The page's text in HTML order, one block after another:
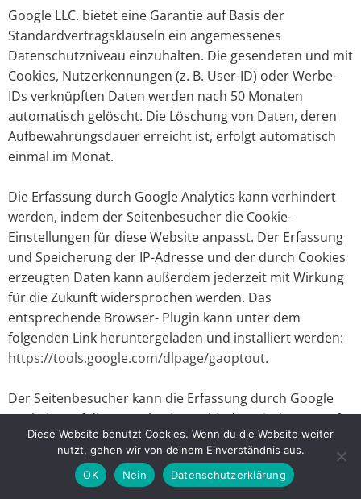
Google LLC. bietet eine Garantie auf Basis der
Standardvertragsklauseln ein angemessenes
Datenschutzniveau einzuhalten. Die gesendeten und mit
Cookies, Nutzerkennungen (z. B. User-ID) oder Werbe-
IDs verknüpften Daten werden nach 50 Monaten
automatisch gelöscht. Die Löschung von Daten, deren
Aufbewahrungsdauer erreicht ist, erfolgt automatisch
einmal im Monat.
Die Erfassung durch Google Analytics kann verhindert
werden, indem der Seitenbesucher die Cookie-
Einstellungen für diese Website anpasst. Der Erfassung
und Speicherung der IP-Adresse und der durch Cookies
erzeugten Daten kann außerdem jederzeit mit Wirkung
für die Zukunft widersprochen werden. Das
entsprechende Browser- Plugin kann unter dem
folgenden Link heruntergeladen und installiert werden:
https://tools.google.com/dlpage/gaoptout.
Der Seitenbesucher kann die Erfassung durch Google
Analytics auf dieser Webseite verhindern, indem er auf
folgendenLink klickt. Es wird ein Opt-Out-Cookie
gesetzt, der die zukünftige Erfassung der Daten beim
Besuch dieser Website verhindert.
Diese Website benutzt Cookies. Wenn du die Website weiter
nutzt, gehen wir von deinem Einverständnis aus.
OK
Nein Datenschutzerklärung